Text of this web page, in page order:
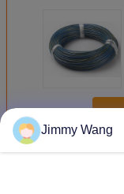
अधिकऑटोमोटिव केबल
Jimmy Wang